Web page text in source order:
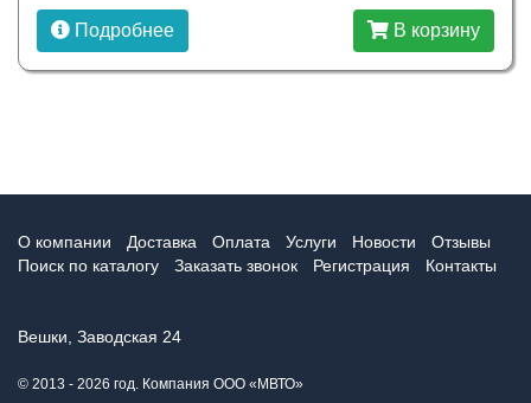
Подробнее В корзину
О компании Доставка Оплата Услуги Новости
Отзывы
Поиск по каталогу
Заказать звонок Регистрация Контакты
Вешки, Заводская 24
© 2013 - 2026 год. Компания ООО «МВТО»